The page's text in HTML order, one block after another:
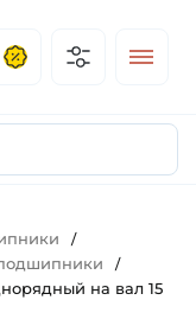
/
/
на вал 15